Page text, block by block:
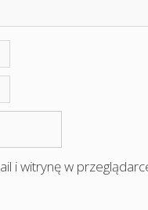
i witrynę w